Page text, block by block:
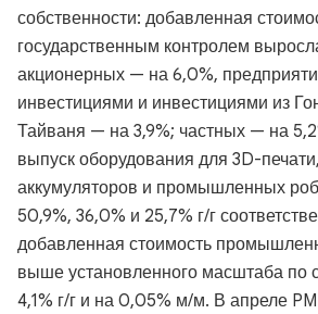
собственности: добавленная
государственным контролем
акционерных — на 6,0%,
инвестициями и инвестициями из
Тайваня — на 3,9%; частных — на
выпуск оборудования для 3D-
аккумуляторов и промышленных
50,9%, 36,0% и 25,7% г/г
добавленная стоимость
выше установленного масштаба по
4,1% г/г и на 0,05% м/м. В апреле